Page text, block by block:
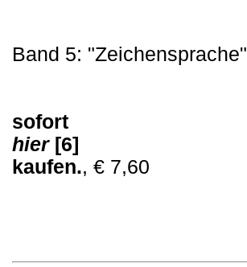
Band 5: "Zeichensprache"
sofort
hier[6]
kaufen., € 7,60